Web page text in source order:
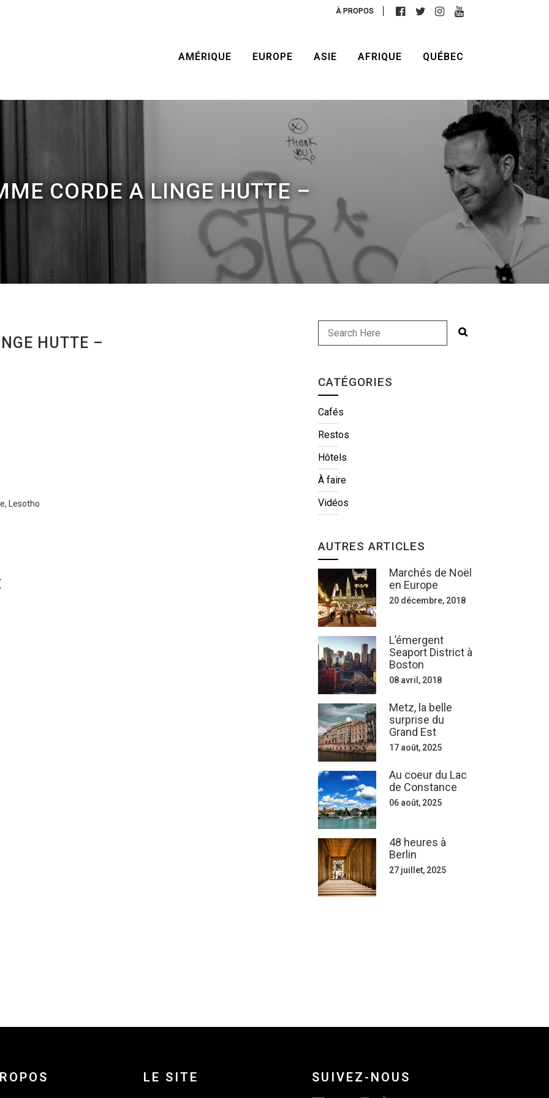
À PROPOS
AMÉRIQUE EUROPE ASIE AFRIQUE QUÉBEC
CORDE A LINGE HUTTE –
HUTTE –
Lesotho
CATÉGORIES
Cafés
Restos
Hôtels
À faire
Vidéos
AUTRES ARTICLES
Marchés de Noël
en Europe
20 décembre, 2018
L’émergent
Seaport District à
Boston
08 avril, 2018
Metz, la belle
surprise du
Grand Est
17 août, 2025
Au coeur du Lac
de Constance
06 août, 2025
48 heures à
Berlin
27 juillet, 2025
LE SITE SUIVEZ-NOUS